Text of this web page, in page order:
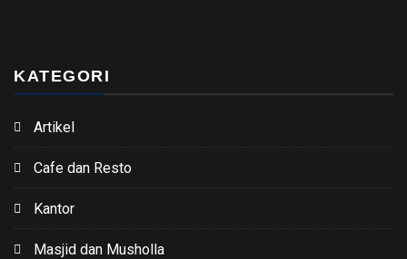
KATEGORI
Artikel
Cafe dan Resto
Kantor
Masjid dan Musholla